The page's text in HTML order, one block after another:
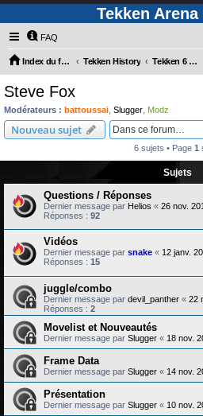
Tekken
FAQ
Index du forum Tekken History Tekken 6 Bloodline Rebellion
Steve Fox
Modérateurs : battoussai Slugger Modz
Nouveau sujet
6 sujets • Page 1
Sujets
Questions / Réponses
Dernier message par Helios « 26 nov.
Réponses : 92
Vidéos
Dernier message par snake « 12 janv.
Réponses : 15
juggle/combo
Dernier message par devil_panther « 22
Réponses : 2
Movelist et Nouveautés
Dernier message par Slugger « 18 nov.
Frame Data
Dernier message par Slugger « 14 nov.
Présentation
Dernier message par Slugger « 10 nov.